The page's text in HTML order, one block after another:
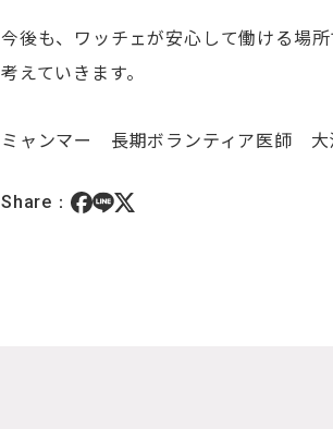
今後も、ワッチェが安心して働ける場
考えていきます。
ミャンマー 長期ボランティア医師
Share：